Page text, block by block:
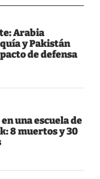
Arabia
y Pakistán
de defensa
una escuela de
8 muertos y 30